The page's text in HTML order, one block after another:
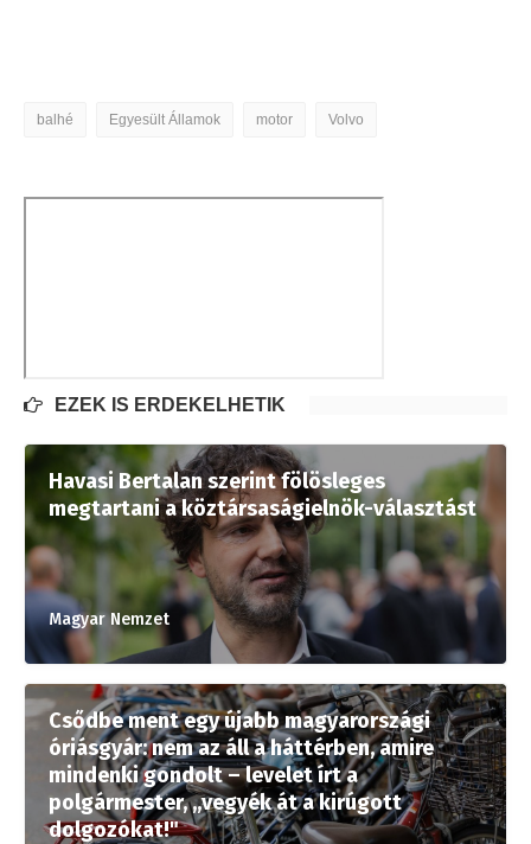
balhé Egyesült Államok motor Volvo
EZEK IS ÉRDEKELHETIK
Havasi Bertalan szerint fölösleges
megtartani a köztársaságielnök-választást
Magyar Nemzet
Csődbe ment egy újabb magyarországi
óriásgyár: nem az áll a háttérben, amire
mindenki gondolt – levelet írt a
polgármester, „vegyék át a kirúgott
dolgozókat!"